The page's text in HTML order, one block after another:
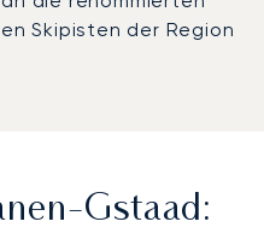
Skipisten der Region
Gstaad: